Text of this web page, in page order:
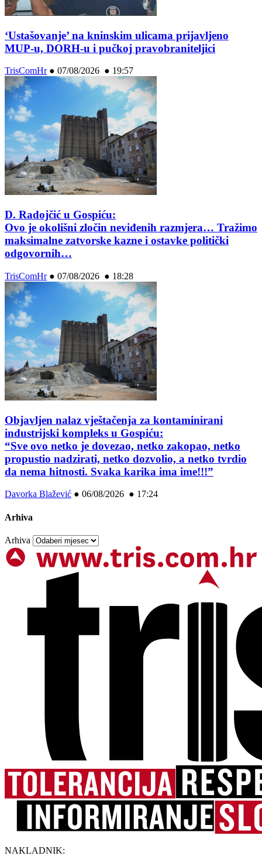
‘Ustašovanje’ na kninskim ulicama prijavljeno
MUP-u, DORH-u i pučkoj pravobraniteljici
TrisComHr● 07/08/2026 ● 19:57
D. Radojčić u Gospiću:
Ovo je okolišni zločin neviđenih razmjera… Tražimo
maksimalne zatvorske kazne i ostavke politički
odgovornih…
TrisComHr● 07/08/2026 ● 18:28
Objavljen nalaz vještačenja za kontaminirani
industrijski kompleks u Gospiću:
“Sve ovo netko je dovezao, netko zakopao, netko
propustio nadzirati, netko dozvolio, a netko tvrdio
da nema hitnosti. Svaka karika ima ime!!!”
Davorka Blažević ● 06/08/2026 ● 17:24
Arhiva
Arhiva
NAKLADNIK: